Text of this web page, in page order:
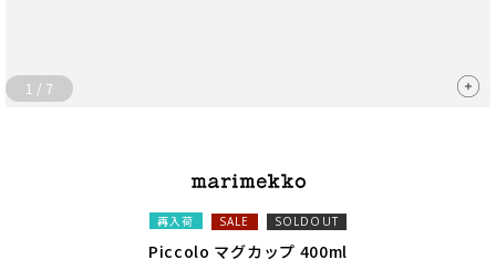
1 / 7
再入荷 SALE SOLDOUT
Piccolo マグカップ 400ml